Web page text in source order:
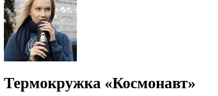
Термокружка «Космонавт»